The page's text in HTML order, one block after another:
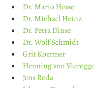
Dr. Mario Hesse
Dr. Michael Heinz
Dr. Petra Dinse
Dr. Wolf Schmidt
Grit Koermer
Henning von Vieregge
Jens Reda